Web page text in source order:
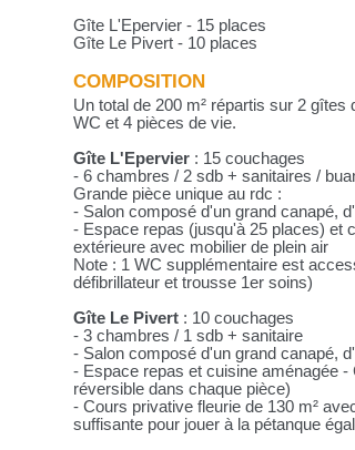
Gîte L'Epervier - 15 places
Gîte Le Pivert - 10 places
COMPOSITION
Un total de 200 m² répartis sur 2
WC et 4 pièces de vie.
Gîte L'Epervier : 15 couchages
- 6 chambres / 2 sdb + sanitaires /
Grande pièce unique au rdc :
- Salon composé d'un grand canapé,
- Espace repas (jusqu'à 25 places) et
extérieure avec mobilier de plein air
Note : 1 WC supplémentaire est
défibrillateur et trousse 1er soins)
Gîte Le Pivert : 10 couchages
- 3 chambres / 1 sdb + sanitaire
- Salon composé d'un grand canapé,
- Espace repas et cuisine aménagée
réversible dans chaque pièce)
- Cours privative fleurie de 130 m²
suffisante pour jouer à la pétanque